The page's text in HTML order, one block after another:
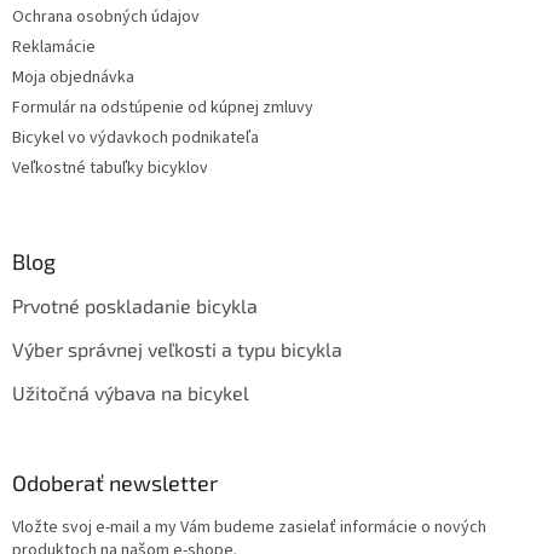
Ochrana osobných údajov
Reklamácie
Moja objednávka
Formulár na odstúpenie od kúpnej zmluvy
Bicykel vo výdavkoch podnikateľa
Veľkostné tabuľky bicyklov
Blog
Prvotné poskladanie bicykla
Výber správnej veľkosti a typu bicykla
Užitočná výbava na bicykel
Odoberať newsletter
Vložte svoj e-mail a my Vám budeme zasielať informácie o nových